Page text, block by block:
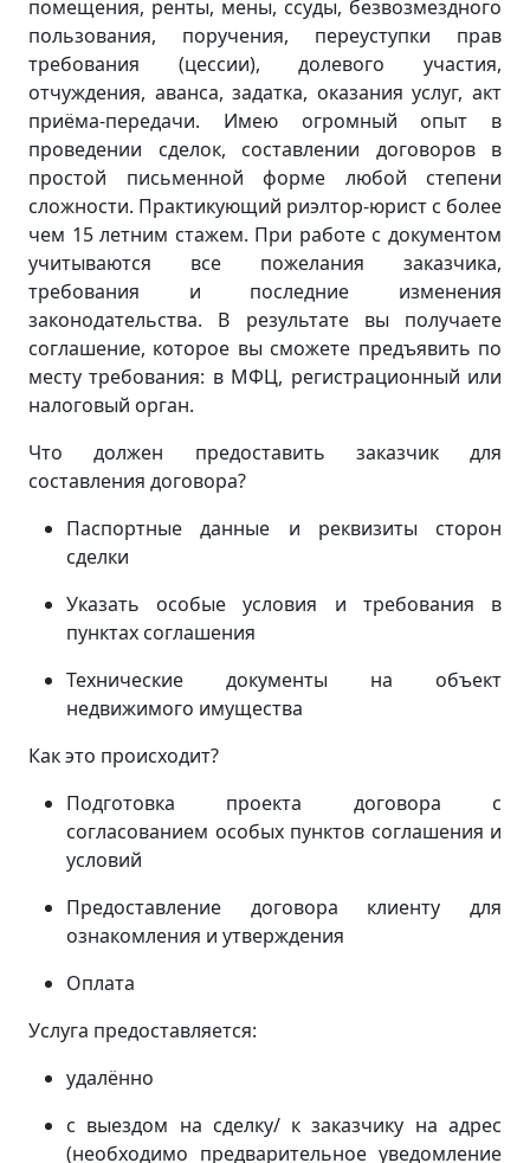
помещения, ренты, мены, ссуды, безвозмездного
пользования, поручения, переуступки прав
требования (цессии), долевого участия,
отчуждения, аванса, задатка, оказания услуг, акт
приёма-передачи. Имею огромный опыт в
проведении сделок, составлении договоров в
простой письменной форме любой степени
сложности. Практикующий риэлтор-юрист с более
чем 15 летним стажем. При работе с документом
учитываются все пожелания заказчика,
требования и последние изменения
законодательства. В результате вы получаете
соглашение, которое вы сможете предъявить по
месту требования: в МФЦ, регистрационный или
налоговый орган.
Что должен предоставить заказчик для
составления договора?
Паспортные данные и реквизиты сторон
сделки
Указать особые условия и требования в
пунктах соглашения
Технические документы на объект
недвижимого имущества
Как это происходит?
Подготовка проекта договора с
согласованием особых пунктов соглашения и
условий
Предоставление договора клиенту для
ознакомления и утверждения
Оплата
Услуга предоставляется:
удалённо
с выездом на сделку/ к заказчику на адрес
(необходимо предварительное уведомление